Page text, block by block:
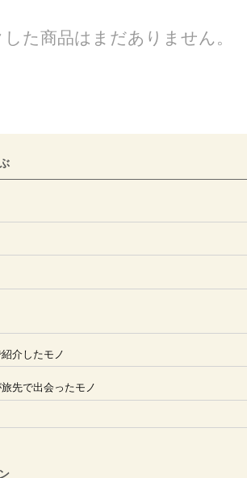
た商品はまだありません。
介したモノ
先で出会ったモノ